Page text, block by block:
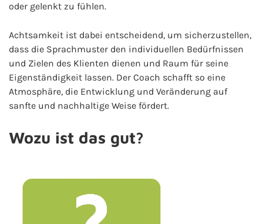
oder gelenkt zu fühlen.
Achtsamkeit ist dabei entscheidend, um sicherzustellen,
dass die Sprachmuster den individuellen Bedürfnissen
und Zielen des Klienten dienen und Raum für seine
Eigenständigkeit lassen. Der Coach schafft so eine
Atmosphäre, die Entwicklung und Veränderung auf
sanfte und nachhaltige Weise fördert.
Wozu ist das gut?